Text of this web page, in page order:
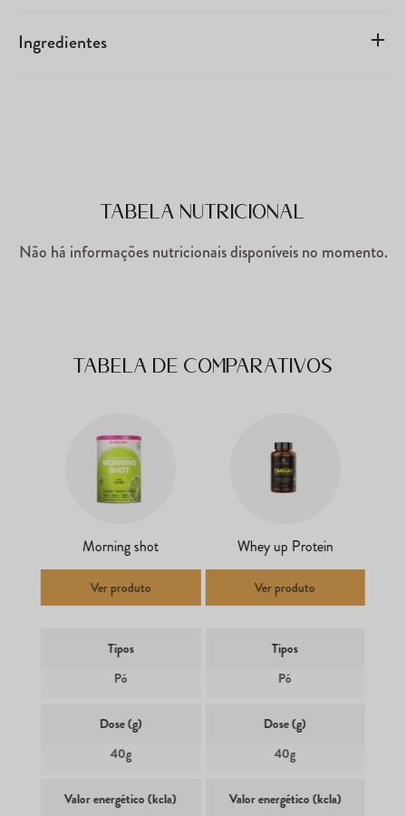
Ingredientes
Tabela Nutricional
Não há informações nutricionais disponíveis no momento.
Tabela de comparativos
Morning shot
Ver produto
Tipos
Pó
Dose (g)
40g
Valor energético (kcla)
Whey up Protein
Ver produto
Tipos
Pó
Dose (g)
40g
Valor energético (kcla)